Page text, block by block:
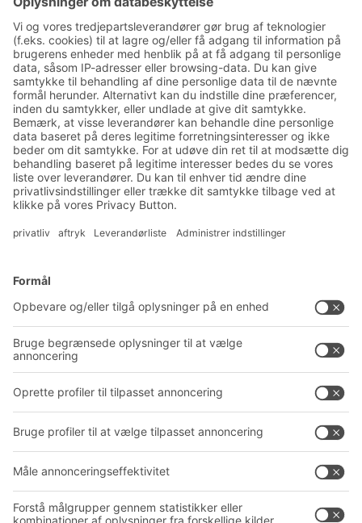
Tilmeld dig vores BITO
nyhedsbrev:
Nyheder og viden om lager
og logistik
Eksklusiv rabat
Produktnyheder
Tilmeld dig vores nyhedsbrev
Løsninger
Intralogistikløsninger
Kassesystemer
Reolsystemer
Service
PRODUKTKATALOG
PROJECT GUIDE
Virksomhed
Vores globale netværk
Produktionssteder
Follow us